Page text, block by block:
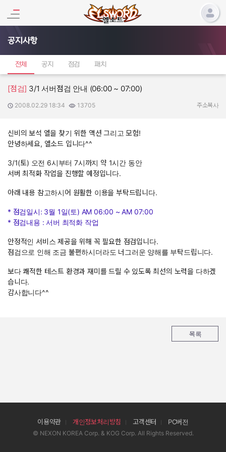
공지사항
전체 공지 점검 패치
[점검] 3/1 서버점검 안내 (06:00 ~ 07:00)
작성일:
2008.02.29 18:34
조회수: 13705 주소복사
신비의 보석 엘을 찾기 위한 액션 그리고 모험!
안녕하세요, 엘소드 입니다^^
3/1(토) 오전 6시부터 7시까지 약 1시간 동안
서버 최적화 작업을 진행할 예정입니다.
아래 내용 참고하시어 원활한 이용을 부탁드립니다.
* 점검일시: 3월 1일(토) AM 06:00 ~ AM 07:00
* 점검내용 : 서버 최적화 작업
안정적인 서비스 제공을 위해 꼭 필요한 점검입니다.
점검으로 인해 조금 불편하시더라도 너그러운 양해를 부탁드립니다.
보다 쾌적한 테스트 환경과 재미를 드릴 수 있도록 최선의 노력을 다하겠
습니다.
감사합니다^^
목록
이용약관 개인정보처리방침 고객센터 PC버전
© NEXON KOREA Corp. & KOG Corp. All Rights Reserved.